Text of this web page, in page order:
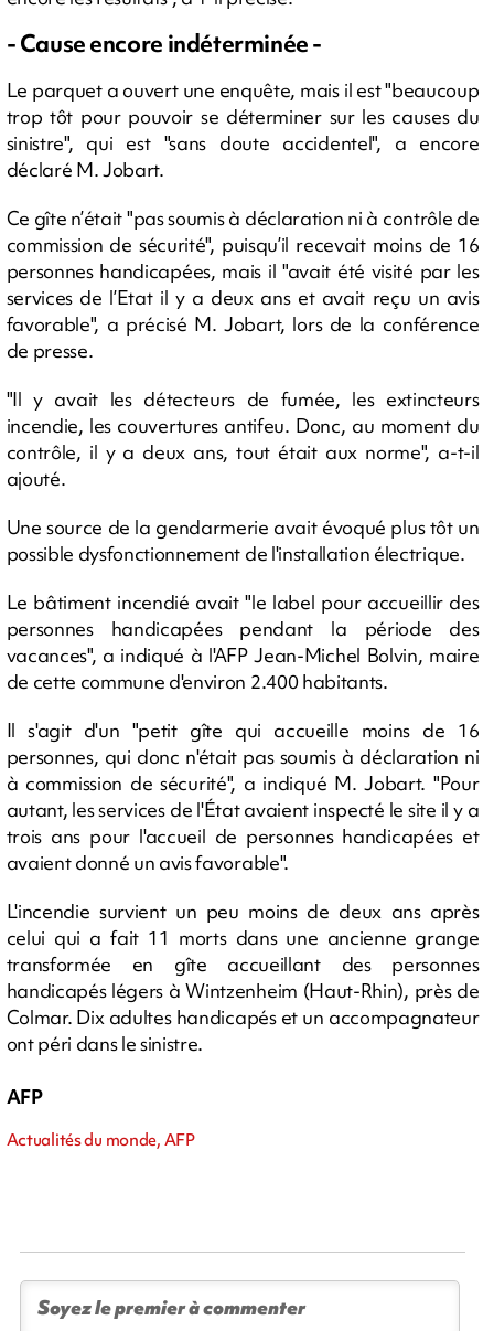
- Cause encore indéterminée -
Le parquet a ouvert une enquête, mais il est "beaucoup
trop tôt pour pouvoir se déterminer sur les causes du
sinistre", qui est "sans doute accidentel", a encore
déclaré M. Jobart.
Ce gîte n’était "pas soumis à déclaration ni à contrôle de
commission de sécurité", puisqu’il recevait moins de 16
personnes handicapées, mais il "avait été visité par les
services de l’Etat il y a deux ans et avait reçu un avis
favorable", a précisé M. Jobart, lors de la conférence
de presse.
"Il y avait les détecteurs de fumée, les extincteurs
incendie, les couvertures antifeu. Donc, au moment du
contrôle, il y a deux ans, tout était aux norme", a-t-il
ajouté.
Une source de la gendarmerie avait évoqué plus tôt un
possible dysfonctionnement de l'installation électrique.
Le bâtiment incendié avait "le label pour accueillir des
personnes handicapées pendant la période des
vacances", a indiqué à l'AFP Jean-Michel Bolvin, maire
de cette commune d'environ 2.400 habitants.
Il s'agit d'un "petit gîte qui accueille moins de 16
personnes, qui donc n'était pas soumis à déclaration ni
à commission de sécurité", a indiqué M. Jobart. "Pour
autant, les services de l'État avaient inspecté le site il y a
trois ans pour l'accueil de personnes handicapées et
avaient donné un avis favorable".
L'incendie survient un peu moins de deux ans après
celui qui a fait 11 morts dans une ancienne grange
transformée en gîte accueillant des personnes
handicapés légers à Wintzenheim (Haut-Rhin), près de
Colmar. Dix adultes handicapés et un accompagnateur
ont péri dans le sinistre.
AFP
Actualités du monde, AFP